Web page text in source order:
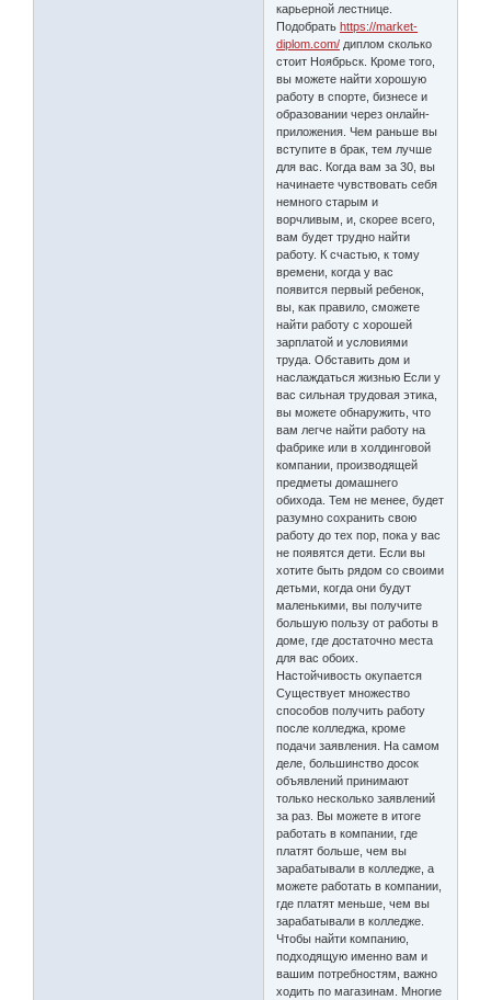
карьерной лестнице.
Подобратьhttps://market-
diplom.com/ диплом сколько
стоит Ноябрьск. Кроме того,
вы можете найти хорошую
работу в спорте, бизнесе и
образовании через онлайн-
приложения. Чем раньше вы
вступите в брак, тем лучше
для вас. Когда вам за 30, вы
начинаете чувствовать себя
немного старым и
ворчливым, и, скорее всего,
вам будет трудно найти
работу. К счастью, к тому
времени, когда у вас
появится первый ребенок,
вы, как правило, сможете
найти работу с хорошей
зарплатой и условиями
труда. Обставить дом и
наслаждаться жизнью Если у
вас сильная трудовая этика,
вы можете обнаружить, что
вам легче найти работу на
фабрике или в холдинговой
компании, производящей
предметы домашнего
обихода. Тем не менее, будет
разумно сохранить свою
работу до тех пор, пока у вас
не появятся дети. Если вы
хотите быть рядом со своими
детьми, когда они будут
маленькими, вы получите
большую пользу от работы в
доме, где достаточно места
для вас обоих.
Настойчивость окупается
Существует множество
способов получить работу
после колледжа, кроме
подачи заявления. На самом
деле, большинство досок
объявлений принимают
только несколько заявлений
за раз. Вы можете в итоге
работать в компании, где
платят больше, чем вы
зарабатывали в колледже, а
можете работать в компании,
где платят меньше, чем вы
зарабатывали в колледже.
Чтобы найти компанию,
подходящую именно вам и
вашим потребностям, важно
ходить по магазинам. Многие